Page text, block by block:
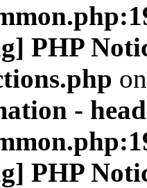
PHP
-
PHP